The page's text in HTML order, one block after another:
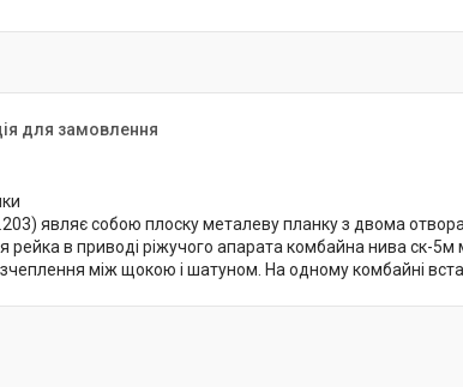
для замовлення
являє собою плоску металеву планку з двома
рейка в приводі ріжучого апарата комбайна нива ск-
між щокою і шатуном. На одному комбайні